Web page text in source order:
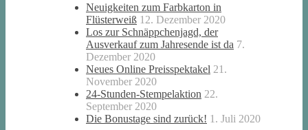
Neuigkeiten zum Farbkarton in
Flüsterweiß 12. Dezember 2020
Los zur Schnäppchenjagd, der
Ausverkauf zum Jahresende ist da 7.
Dezember 2020
Neues Online Preisspektakel 21.
November 2020
24-Stunden-Stempelaktion 22.
September 2020
Die Bonustage sind zurück! 1. Juli 2020